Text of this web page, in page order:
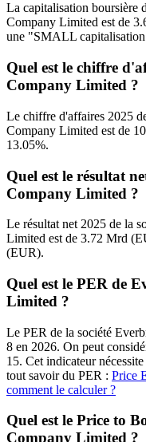
La capitalisation boursière
Company Limited est de
une "SMALL
Quel est le chiffre
Company Limited ?
Le chiffre d'affaires 2025
Company Limited est de
13.05%.
Quel est le résultat
Company Limited ?
Le résultat net 2025 de la
Limited est de 3.72 Mrd
(EUR).
Quel est le PER de
Limited ?
Le PER de la société
8 en 2026. On peut
15. Cet indicateur
tout savoir du PER : Price
comment le calculer ?
Quel est le Price to
Company Limited ?